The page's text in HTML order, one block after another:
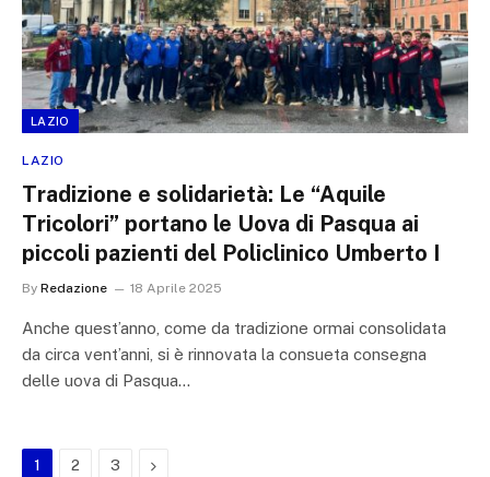
LAZIO
LAZIO
Tradizione e solidarietà: Le “Aquile
Tricolori” portano le Uova di Pasqua ai
piccoli pazienti del Policlinico Umberto I
By Redazione 18 Aprile 2025
Anche quest’anno, come da tradizione ormai consolidata
da circa vent’anni, si è rinnovata la consueta consegna
delle uova di Pasqua…
1 2 3 Next